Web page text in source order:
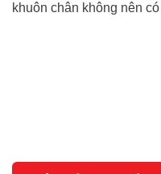
khuôn chân không nên